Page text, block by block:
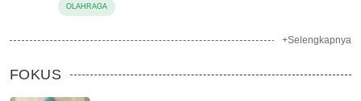
OLAHRAGA
+Selengkapnya
FOKUS